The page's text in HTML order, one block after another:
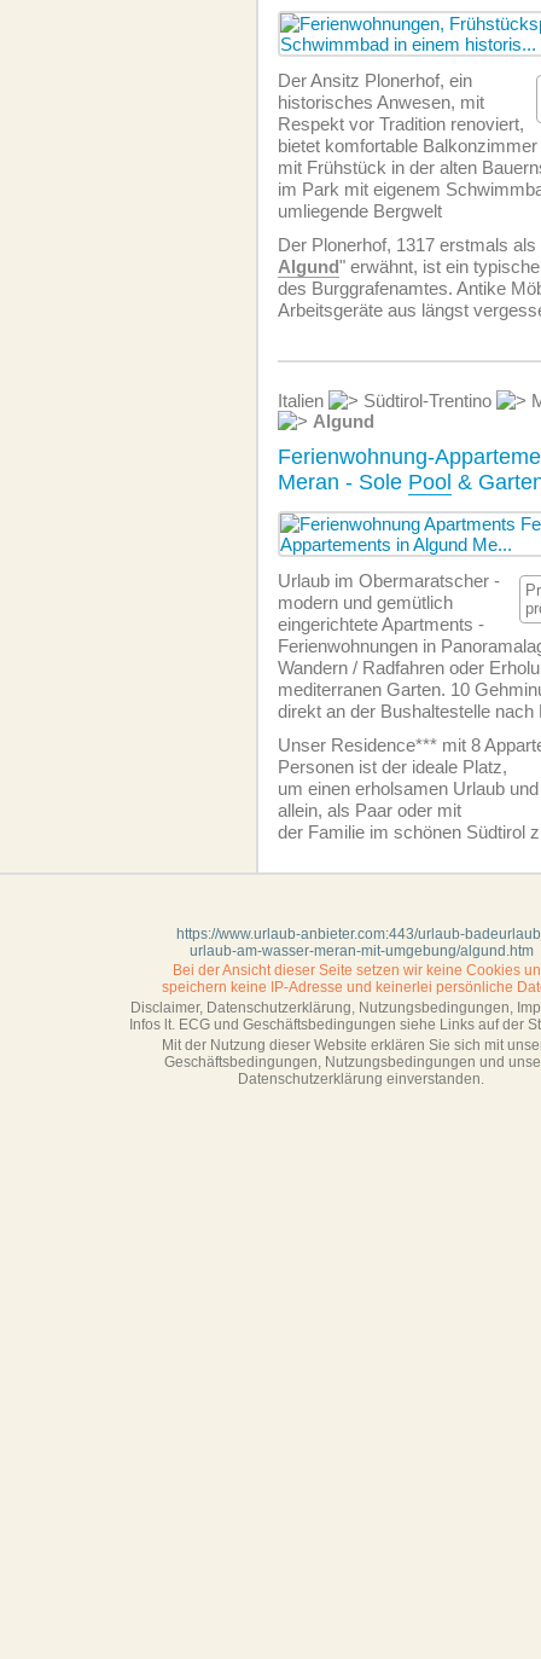
Der Ansitz Plonerhof, ein
historisches Anwesen, mit
Respekt vor Tradition renoviert,
bietet komfortable
mit Frühstück in der alten
im Park mit eigenem
umliegende Bergwelt
Der Plonerhof, 1317 erstmals als
Algund" erwähnt, ist ein
des Burggrafenamtes. Antike
Arbeitsgeräte aus längst
Italien Südtirol-Trentino
Algund
Ferienwohnung-
Meran - Sole Pool &
Urlaub im Obermaratscher -
modern und gemütlich
eingerichtete Apartments -
Ferien­wohnungen in
Wandern / Radfahren oder
mediterranen Garten. 10
direkt an der Bushaltestelle nach
Unser Residence*** mit 8
Personen ist der ideale Platz,
um einen erholsamen Urlaub
allein, als Paar oder mit
der Familie im schönen Südtirol
https://www.urlaub-anbieter.com:443/urlaub-
urlaub-am-wasser-meran-mit-umgebung/algund.htm
Bei der Ansicht dieser Seite setzen wir keine Cookies
speichern keine IP-Adresse und keinerlei persönliche
Disclaimer, Datenschutzerklärung, Nutzungsbedingungen,
Infos lt. ECG und Geschäftsbedingungen siehe Links auf der
Mit der Nutzung dieser Website erklären Sie sich mit
Geschäftsbedin­gungen, Nutzungsbedingungen und
Datenschutzerklärung einverstanden.